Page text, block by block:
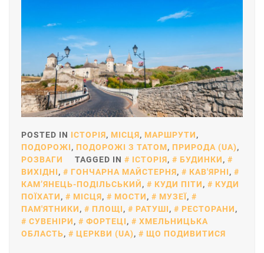
POSTED IN ІСТОРІЯ, МІСЦЯ, МАРШРУТИ,
ПОДОРОЖІ, ПОДОРОЖІ З ТАТОМ, ПРИРОДА (UA),
РОЗВАГИ
TAGGED IN ІСТОРІЯ, БУДИНКИ,
ВИХІДНІ, ГОНЧАРНА МАЙСТЕРНЯ, КАВ'ЯРНІ,
КАМ’ЯНЕЦЬ-ПОДІЛЬСЬКИЙ, КУДИ ПІТИ,
КУДИ
ПОЇХАТИ, МІСЦЯ, МОСТИ, МУЗЕЇ,
ПАМ'ЯТНИКИ, ПЛОЩІ, РАТУШІ, РЕСТОРАНИ,
СУВЕНІРИ, ФОРТЕЦІ,
ХМЕЛЬНИЦЬКА
ОБЛАСТЬ, ЦЕРКВИ (UA), ЩО ПОДИВИТИСЯ